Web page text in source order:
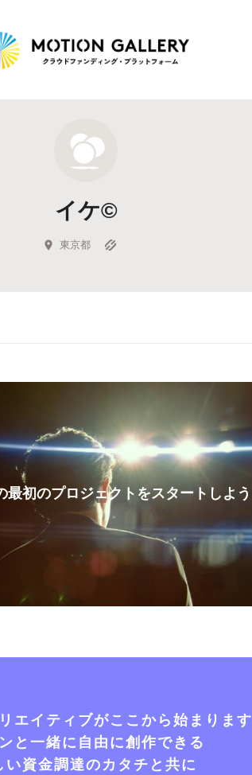
新着プロジェクト
Feature
キュレーターから探す
イケ©
東京都
最初のプロジェクトをスタートしよう
エイティブがここから始まります
と一緒に自由に創作できる
い資金調達のカタチと共に